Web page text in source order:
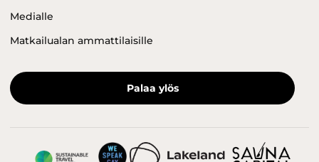
Medialle
Matkailualan ammattilaisille
Palaa ylös